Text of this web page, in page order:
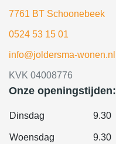
7761 BT Schoonebeek
0524 53 15 01
info@joldersma-wonen.nl
KVK 04008776
Onze openingstijden:
Dinsdag 9.30
Woensdag 9.30